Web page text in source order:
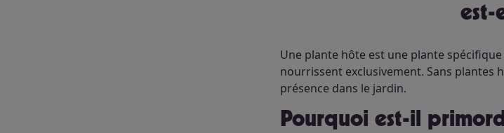
est-
Une plante hôte est une plante
nourrissent exclusivement. Sans plantes
présence dans le jardin.
Pourquoi est-il primordial de planter des plantes hôtes pour